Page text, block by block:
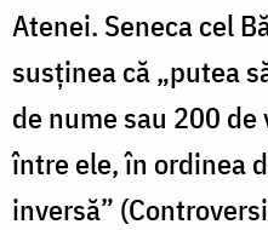
Atenei. Seneca cel
susținea că „putea
de nume sau 200
între ele, în ordinea
inversă”